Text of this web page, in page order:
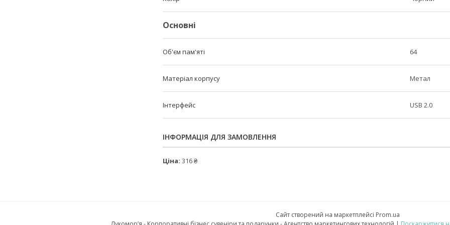
Основні
Об'єм пам'яті 64
Матеріал корпусу Метал
Інтерфейс USB 2.0
ІНФОРМАЦІЯ ДЛЯ ЗАМОВЛЕННЯ
Ціна: 316 ₴
Сайт створений на маркетплейсі Prom.ua